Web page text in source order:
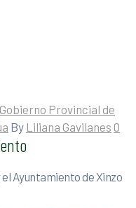
Gobierno Provincial de
By Liliana Gavilanes 0
Ayuntamiento de Xinzo